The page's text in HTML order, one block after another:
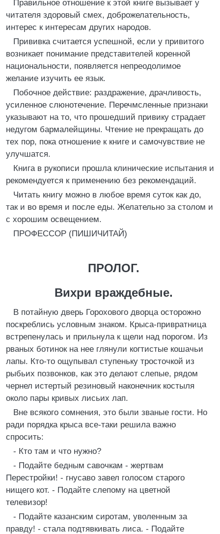
Правильное отношение к этой книге вызывает у
читателя здоровый смех, доброжелательность,
интерес к интересам других народов.
Прививка считается успешной, если у привитого
возникает понимание представителей коренной
национальности, появляется непреодолимое
желание изучить ее язык.
Побочное действие: раздражение, драчливость,
усиленное слюнотечение. Перечмсленные признаки
указывают на то, что прошедший привику страдает
недугом бармалейщины. Чтение не прекращать до
тех пор, пока отношение к книге и самочувствие не
улучшатся.
Книга в рукописи прошла клинические испытания и
рекомендуется к применению без рекомендаций.
Читать книгу можно в любое время суток как до,
так и во время и после еды. Желательно за столом и
с хорошим освещением.
ПРОФЕССОР (ПИШИЧИТАЙ)
ПРОЛОГ.
Вихри враждебные.
В потайную дверь Горохового дворца осторожно
поскреблись условным знаком. Крыса-привратница
встрепенулась и прильнула к щели над порогом. Из
рваных ботинок на нее глянули когтистые кошачьи
лапы. Кто-то ощупывал ступеньку тросточкой из
рыбьих позвонков, как это делают слепые, рядом
чернел истертый резиновый наконечник костыля
около пары кривых лисьих лап.
Вне всякого сомнения, это были званые гости. Но
ради порядка крыса все-таки решила важно
спросить:
- Кто там и что нужно?
- Подайте бедным савочкам - жертвам
Перестройки! - гнусаво завел голосом старого
нищего кот. - Подайте слепому на цветной
телевизор!
- Подайте казанским сиротам, уволенным за
правду! - стала подтявкивать лиса. - Подайте